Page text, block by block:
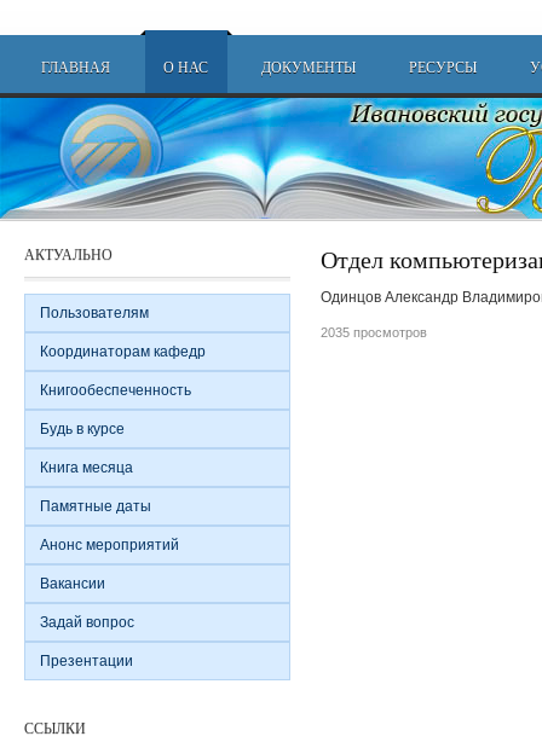
Main menu
ГЛАВНАЯ О НАС ДОКУМЕНТЫ РЕСУРСЫ
Отдел
Одинцов Александр
2035 просмотров
АКТУАЛЬНО
Пользователям
Координаторам кафедр
Книгообеспеченность
Будь в курсе
Книга месяца
Памятные даты
Анонс мероприятий
Вакансии
Задай вопрос
Презентации
ССЫЛКИ